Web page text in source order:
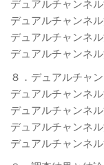
デュアルチャンネ
デュアルチャンネ
デュアルチャンネ
デュアルチャンネ
８．デュアルチャ
デュアルチャンネ
デュアルチャンネ
デュアルチャンネ
デュアルチャンネ